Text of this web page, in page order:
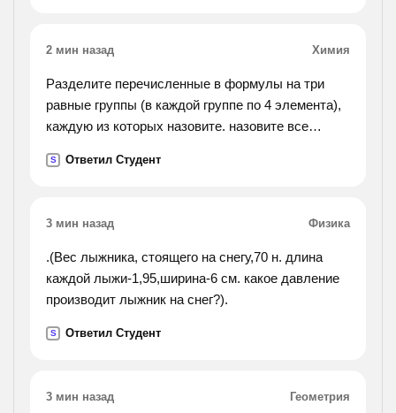
2 мин назад Химия
Разделите перечисленные в формулы на три
равные группы (в каждой группе по 4 элемента),
каждую из которых назовите. назовите все
n2o5, al(no3)3, mg3n2, na3n, hno3, kno2.
S Ответил Студент
3 мин назад Физика
.(Вес лыжника, стоящего на снегу,70 н. длина
каждой лыжи-1,95,ширина-6 см. какое давление
производит лыжник на снег?).
S Ответил Студент
3 мин назад Геометрия